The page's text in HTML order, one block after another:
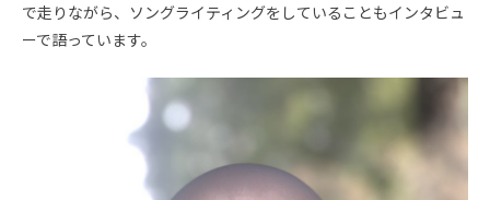
で走りながら、ソングライティングをしていることもインタビュ
ーで語っています。